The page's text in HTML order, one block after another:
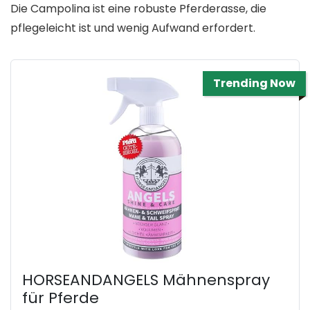
Die Campolina ist eine robuste Pferderasse, die
pflegeleicht ist und wenig Aufwand erfordert.
Trending Now
HORSEANDANGELS Mähnenspray
für Pferde